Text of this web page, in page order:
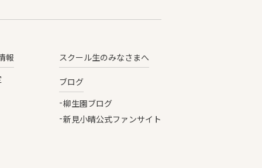
報
スクール生のみなさまへ
ブログ
柳生園ブログ
新見小晴公式ファンサイト